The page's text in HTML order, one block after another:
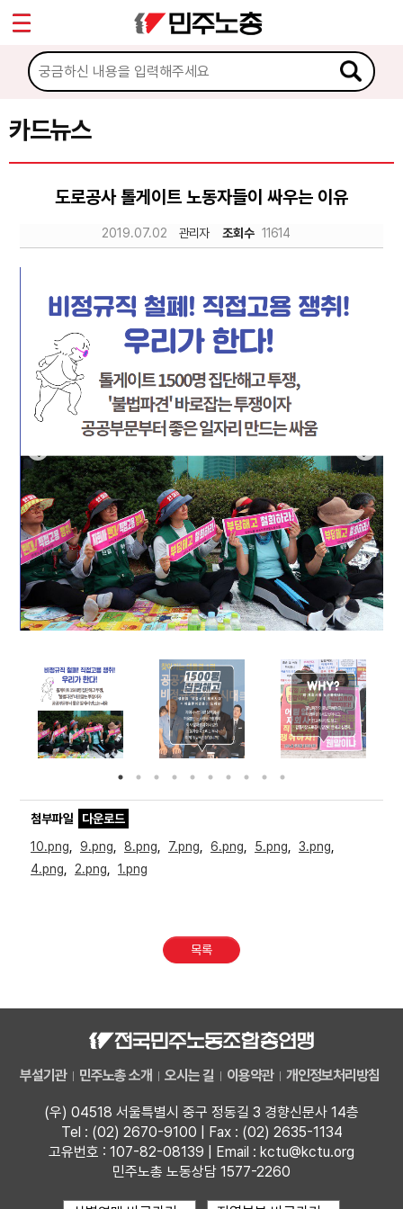
카드뉴스
도로공사 톨게이트 노동자들이 싸우는 이유
2019.07.02 관리자 조회수 11614
Prev
ious
Nex
t
첨부파일
다운로드
10.png
9.png 8.png 7.png 6.png 5.png 3.png
4.png
2.png 1.png
목록
부설기관 민주노총 소개 오시는 길 이용약관 개인정보처리방침
(우) 04518 서울특별시 중구 정동길 3 경향신문사 14층
Tel : (02) 2670-9100 | Fax : (02) 2635-1134
고유번호 : 107-82-08139 | Email : kctu@kctu.org
민주노총 노동상담 1577-2260
마이페이지
소개
소식
이미지자료
미디어자료
카드뉴스
부설기관
업무
Sketchbook5, 스케치북5
Sketchbook5, 스케치북5